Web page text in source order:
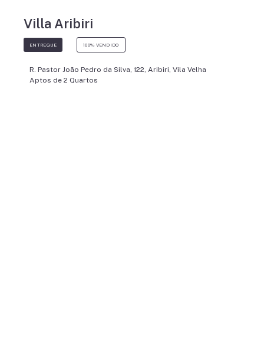
Villa Aribiri
ENTREGUE 100% VENDIDO
R. Pastor João Pedro da Silva, 122, Aribiri, Vila Velha
Aptos de 2 Quartos